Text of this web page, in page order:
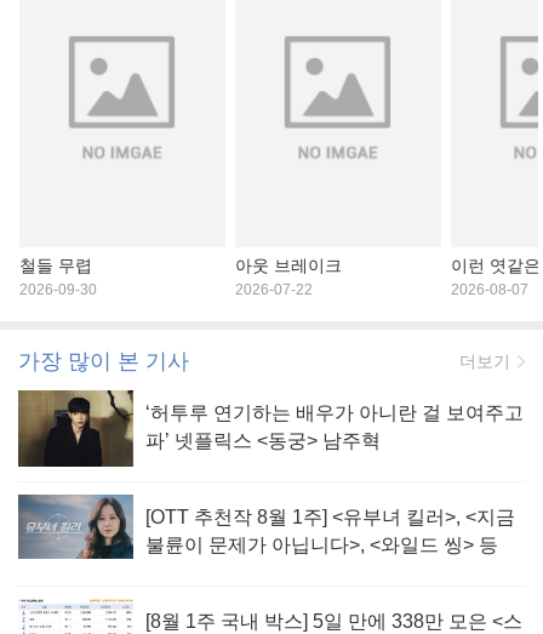
철들 무렵
2026-09-30
아웃 브레이크
2026-07-22
이런 엿같
2026-08-07
가장 많이 본 기사 더보기
‘허투루 연기하는 배우가 아니란 걸 보여주고
파’ 넷플릭스 <동궁> 남주혁
[OTT 추천작 8월 1주] <유부녀 킬러>, <지금
불륜이 문제가 아닙니다>, <와일드 씽> 등
[8월 1주 국내 박스] 5일 만에 338만 모은 <스